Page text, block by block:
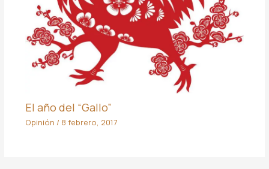
El año del “Gallo”
Opinión / 8 febrero, 2017